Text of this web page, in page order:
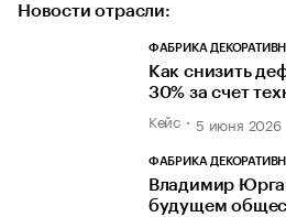
Новости отрасли:
ФАБРИКА
Как снизить
30% за счет
Кейс 5 июня 2026
ФАБРИКА
Владимир
будущем